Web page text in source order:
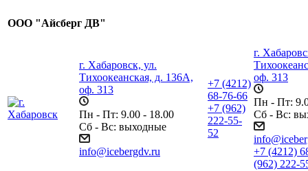
ООО "Айсберг ДВ"
г. Хабаровск, ул.
Тихоокеанская, д. 136А,
оф. 313
Пн - Пт: 9.00 - 18.00
Сб - Вс: выходные
info@icebergdv.ru
+7 (4212)
68-76-66
+7 (962)
222-55-
52
г.
оф. 313
Пн - Пт:
Сб - Вс:
+7 (4212)
(962) 222-